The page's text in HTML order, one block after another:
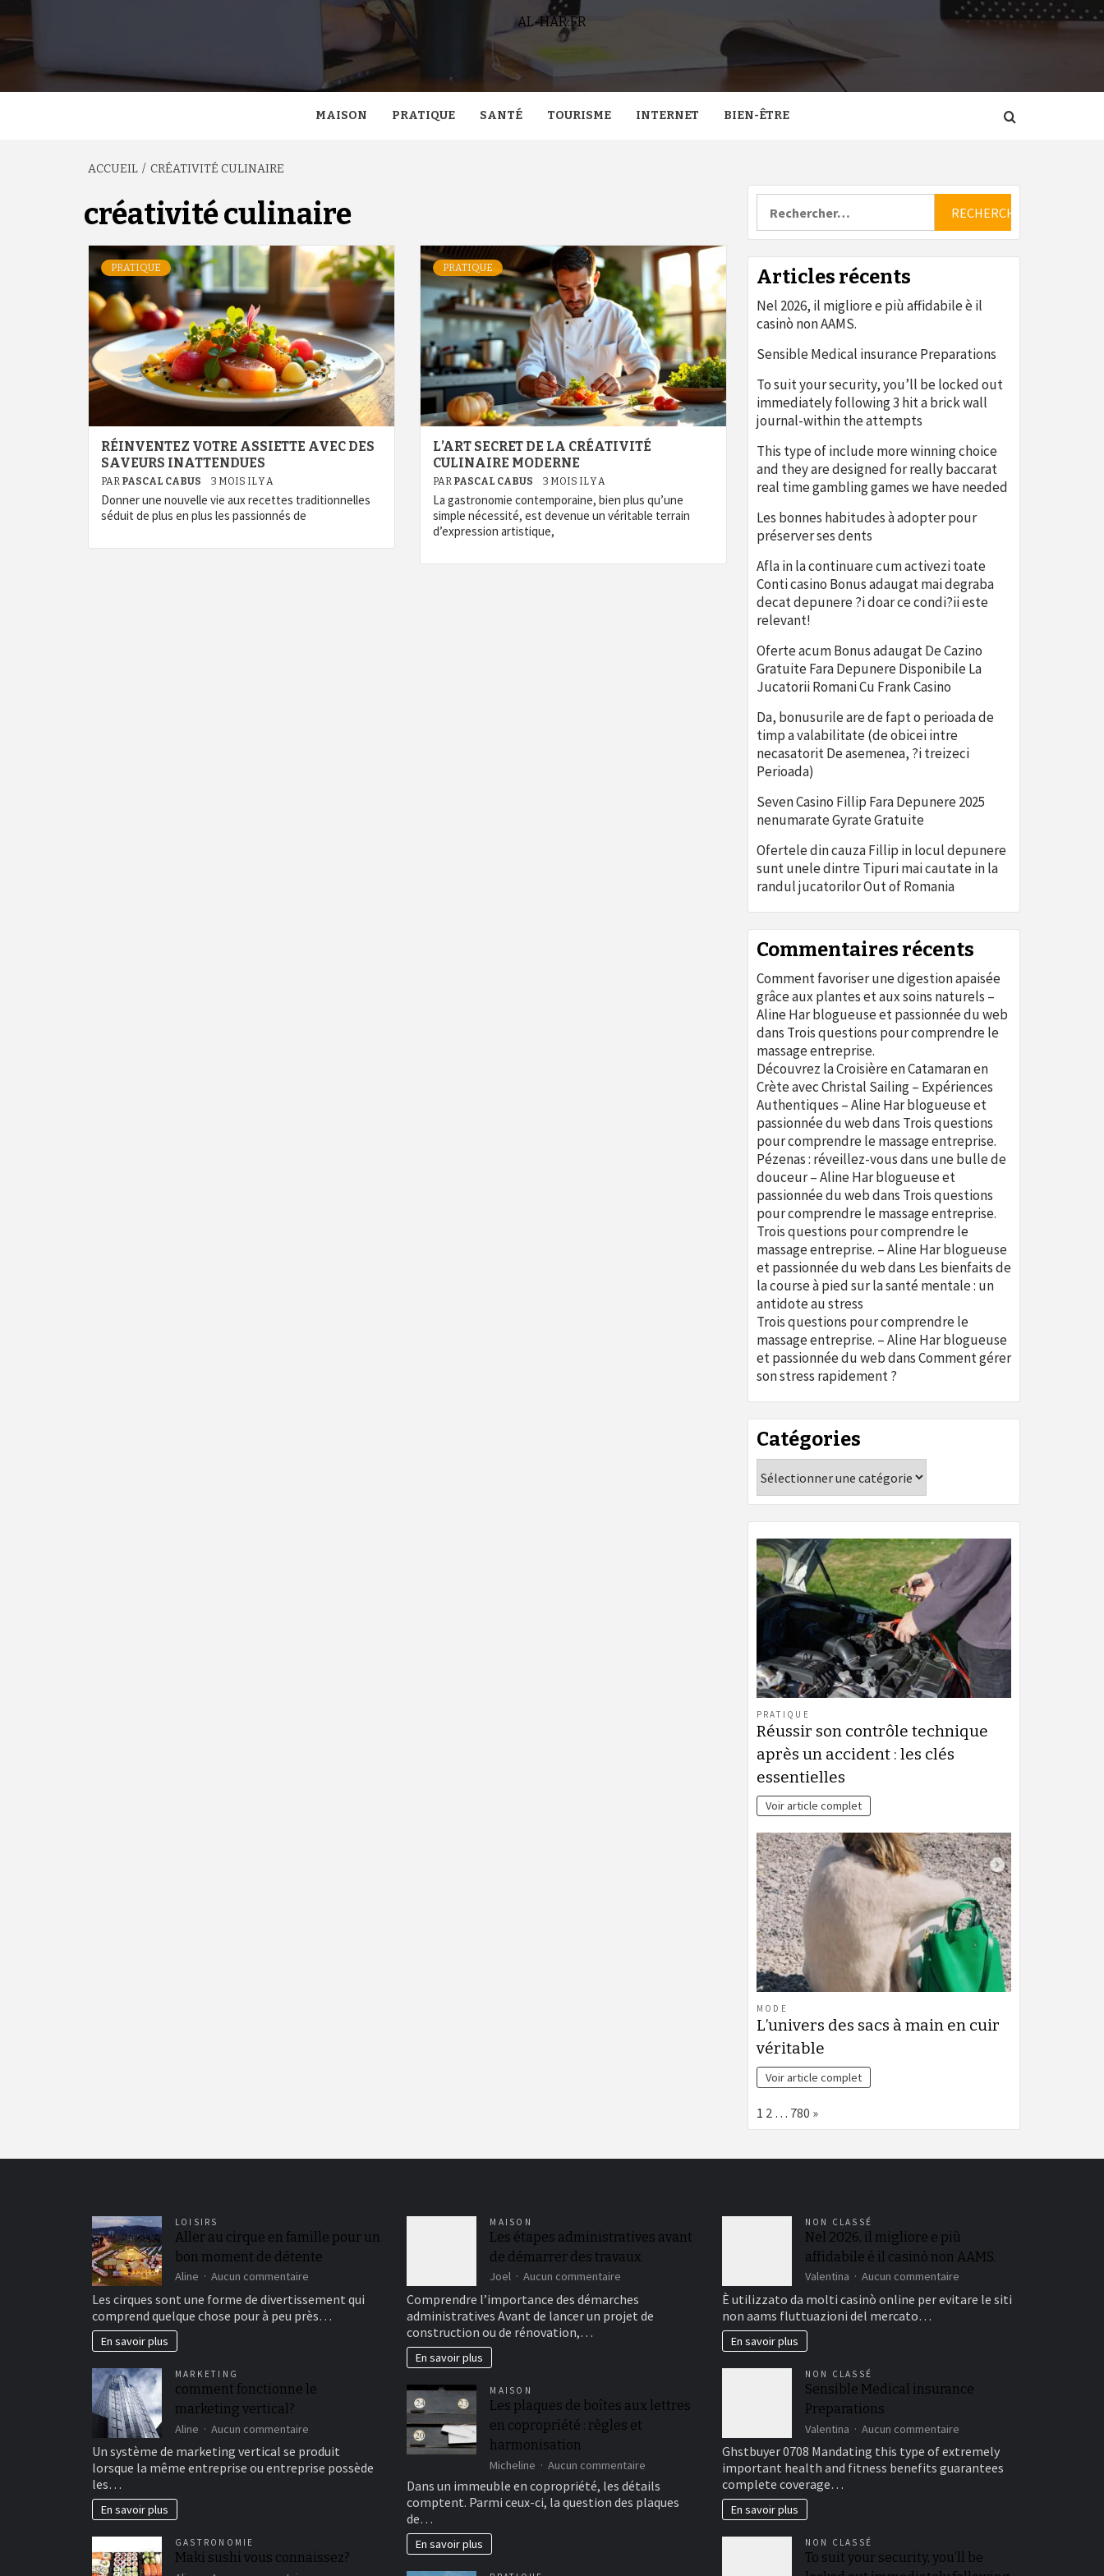
AL-HAR.FR
MAISON PRATIQUE SANTÉ TOURISME INTERNET BIEN-ÊTRE
ACCUEIL CRÉATIVITÉ CULINAIRE
créativité culinaire
PRATIQUE
RÉINVENTEZ VOTRE ASSIETTE AVEC DES
SAVEURS INATTENDUES
PAR PASCAL CABUS 3 MOIS IL Y A
Donner une nouvelle vie aux recettes traditionnelles
séduit de plus en plus les passionnés de
PRATIQUE
L’ART SECRET DE LA CRÉATIVITÉ
CULINAIRE MODERNE
PAR PASCAL CABUS 3 MOIS IL Y A
La gastronomie contemporaine, bien plus qu’une
simple nécessité, est devenue un véritable terrain
d’expression artistique,
Articles récents
Nel 2026, il migliore e più affidabile è il
casinò non AAMS.
Sensible Medical insurance Preparations
To suit your security, you’ll be locked out
immediately following 3 hit a brick wall
journal-within the attempts
This type of include more winning choice
and they are designed for really baccarat
real time gambling games we have needed
Les bonnes habitudes à adopter pour
préserver ses dents
Afla in la continuare cum activezi toate
Conti casino Bonus adaugat mai degraba
decat depunere ?i doar ce condi?ii este
relevant!
Oferte acum Bonus adaugat De Cazino
Gratuite Fara Depunere Disponibile La
Jucatorii Romani Cu Frank Casino
Da, bonusurile are de fapt o perioada de
timp a valabilitate (de obicei intre
necasatorit De asemenea, ?i treizeci
Perioada)
Seven Casino Fillip Fara Depunere 2025
nenumarate Gyrate Gratuite
Ofertele din cauza Fillip in locul depunere
sunt unele dintre Tipuri mai cautate in la
randul jucatorilor Out of Romania
Commentaires récents
Comment favoriser une digestion apaisée
grâce aux plantes et aux soins naturels –
Aline Har blogueuse et passionnée du web
dans Trois questions pour comprendre le
massage entreprise.
Découvrez la Croisière en Catamaran en
Crète avec Christal Sailing – Expériences
Authentiques – Aline Har blogueuse et
passionnée du webdans Trois questions
pour comprendre le massage entreprise.
Pézenas : réveillez-vous dans une bulle de
douceur – Aline Har blogueuse et
passionnée du webdans Trois questions
pour comprendre le massage entreprise.
Trois questions pour comprendre le
massage entreprise. – Aline Har blogueuse
et passionnée du webdans Les bienfaits de
la course à pied sur la santé mentale : un
antidote au stress
Trois questions pour comprendre le
massage entreprise. – Aline Har blogueuse
et passionnée du webdansComment gérer
son stress rapidement ?
Catégories
PRATIQUE
Réussir son contrôle technique
après un accident : les clés
essentielles
Voir article complet
MODE
L’univers des sacs à main en cuir
véritable
Voir article complet
Page:
1 2 … 780 Next
»
LOISIRS
Aller au cirque en famille pour un
bon moment de détente
Aline Aucun commentaire
au
cirque
bon
Les cirques sont une forme de divertissement qui
comprend quelque chose pour à peu près…
En savoir plus
MARKETING
comment fonctionne le
marketing vertical?
Aline Aucun commentaire
fonctionne
le
Un système de marketing vertical se produit
lorsque la même entreprise ou entreprise possède
les…
En savoir plus
GASTRONOMIE
Maki sushi vous connaissez?
MAISON
Les étapes administratives avant
de démarrer des travaux
Joel Aucun commentaire
étapes
administratives
Comprendre l’importance des démarches
administratives Avant de lancer un projet de
construction ou de rénovation,…
En savoir plus
MAISON
Les plaques de boîtes aux lettres
en copropriété : règles et
harmonisation
Micheline Aucun commentaire
Les
plaques
de
Dans un immeuble en copropriété, les détails
comptent. Parmi ceux-ci, la question des plaques
de…
En savoir plus
NON CLASSÉ
Nel 2026, il migliore e più
affidabile è il casinò non AAMS.
Valentina Aucun commentairesur
2026,
è
AAMS.
È utilizzato da molti casinò online per evitare le siti
non aams fluttuazioni del mercato…
En savoir plus
NON CLASSÉ
Sensible Medical insurance
Preparations
Valentina Aucun commentairesur
Medical
insurance
Ghstbuyer 0708 Mandating this type of extremely
important health and fitness benefits guarantees
complete coverage…
En savoir plus
NON CLASSÉ
To suit your security, you’ll be